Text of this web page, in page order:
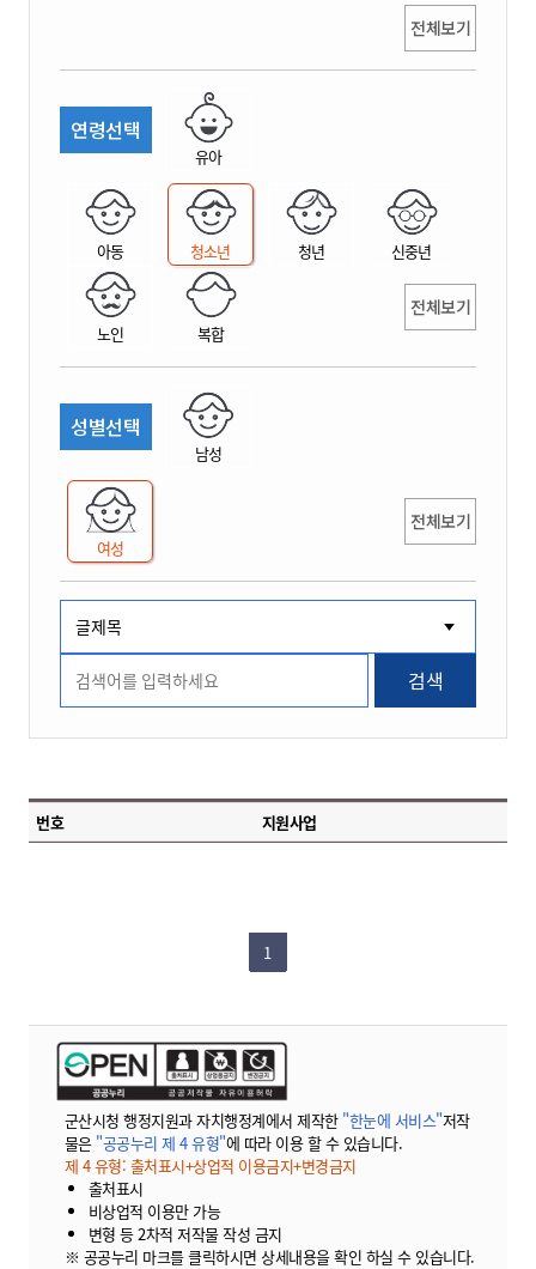
전체보기
연령선택
유아
아동 청소년 청년 신중년
노인 복합
전체보기
성별선택
남성
여성
전체보기
검색
번호 지원사업
1
군산시청 행정지원과 자치행정계에서 제작한 "한눈에 서비스"저작
물은 "공공누리 제 4 유형"에 따라 이용 할 수 있습니다.
제 4 유형: 출처표시+상업적 이용금지+변경금지
출처표시
비상업적 이용만 가능
변형 등 2차적 저작물 작성 금지
※ 공공누리 마크를 클릭하시면 상세내용을 확인 하실 수 있습니다.